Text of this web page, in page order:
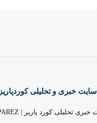
سایت خبری و تحلیلی کوردپاریز